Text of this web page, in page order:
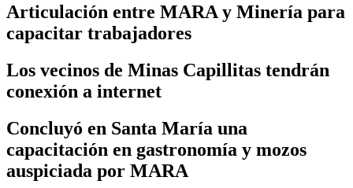
Articulación entre MARA y Minería para
capacitar trabajadores
Los vecinos de Minas Capillitas tendrán
conexión a internet
Concluyó en Santa María una
capacitación en gastronomía y mozos
auspiciada por MARA